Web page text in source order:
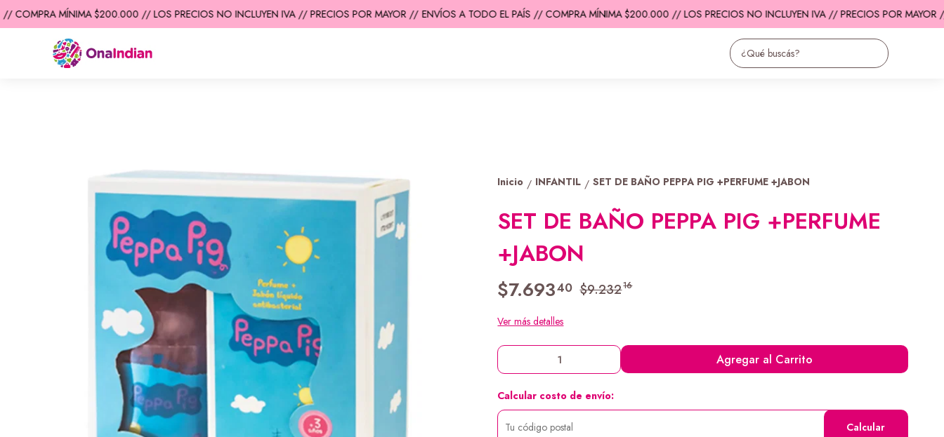
MÍNIMA $200.000 // LOS PRECIOS NO INCLUYEN IVA // PRECIOS POR MAYOR // ENVÍOS A TODO EL PAÍS // COMPRA MÍNIMA $200.000 // LOS PRECIOS NO INCLUYEN IVA // PRECIOS POR MAYOR //
Inicio / INFANTIL / SET DE BAÑO PEPPA PIG +PERFUME +JABON
SET DE BAÑO PEPPA PIG +PERFUME
+JABON
$7.69340 $9.23216
Ver más detalles
Agregar al Carrito
Calcular costo de envío:
Calcular